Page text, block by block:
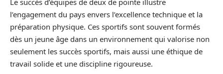
l’engagement du pays envers l’excellence technique et la
préparation physique. Ces sportifs sont souvent formés
dès un jeune âge dans un environnement qui valorise non
seulement les succès sportifs, mais aussi une éthique de
travail solide et une discipline rigoureuse.